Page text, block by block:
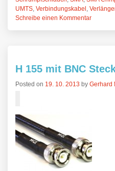
UMTS, Verbindungskabel,
Schreibe einen Kommentar
H 155 mit BNC
Posted on 19. 10. 2013 by Gerhard